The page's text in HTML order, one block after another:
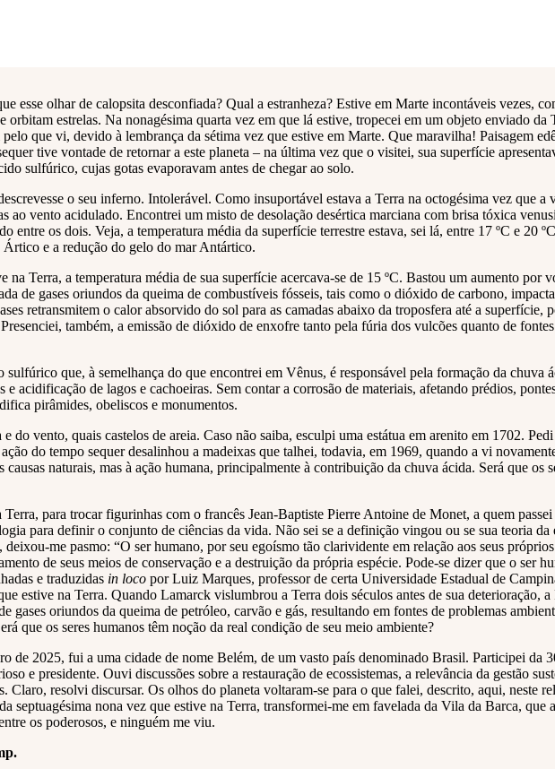
esse olhar de calopsita desconfiada? Qual a estranheza? Estive em Marte incontáveis vezes,
orbitam estrelas. Na nonagésima quarta vez em que lá estive, tropecei em um objeto enviado da
que vi, devido à lembrança da sétima vez que estive em Marte. Que maravilha! Paisagem
tive vontade de retornar a este planeta – na última vez que o visitei, sua superfície
sulfúrico, cujas gotas evaporavam antes de chegar ao solo.
o seu inferno. Intolerável. Como insuportável estava a Terra na octogésima vez que a
ao vento acidulado. Encontrei um misto de desolação desértica marciana com brisa tóxica
entre os dois. Veja, a temperatura média da superfície terrestre estava, sei lá, entre 17 ºC e 20
e a redução do gelo do mar Antártico.
na Terra, a temperatura média de sua superfície acercava-se de 15 ºC. Bastou um aumento por
de gases oriundos da queima de combustíveis fósseis, tais como o dióxido de carbono,
retransmitem o calor absorvido do sol para as camadas abaixo da troposfera até a superfície,
também, a emissão de dióxido de enxofre tanto pela fúria dos vulcões quanto de
que, à semelhança do que encontrei em Vênus, é responsável pela formação da chuva
acidificação de lagos e cachoeiras. Sem contar a corrosão de materiais, afetando prédios,
pirâmides, obeliscos e monumentos.
do vento, quais castelos de areia. Caso não saiba, esculpi uma estátua em arenito em 1702.
do tempo sequer desalinhou a madeixas que talhei, todavia, em 1969, quando a vi
naturais, mas à ação humana, principalmente à contribuição da chuva ácida. Será que os
para trocar figurinhas com o francês Jean-Baptiste Pierre Antoine de Monet, a quem
para definir o conjunto de ciências da vida. Não sei se a definição vingou ou se sua teoria da
me pasmo: “O ser humano, por seu egoísmo tão clarividente em relação aos seus
de seus meios de conservação e a destruição da própria espécie. Pode-se dizer que o ser
e traduzidas in loco por Luiz Marques, professor de certa Universidade Estadual de
estive na Terra. Quando Lamarck vislumbrou a Terra dois séculos antes de sua deterioração,
gases oriundos da queima de petróleo, carvão e gás, resultando em fontes de problemas
que os seres humanos têm noção da real condição de seu meio ambiente?
de 2025, fui a uma cidade de nome Belém, de um vasto país denominado Brasil. Participei da
e presidente. Ouvi discussões sobre a restauração de ecossistemas, a relevância da gestão
Claro, resolvi discursar. Os olhos do planeta voltaram-se para o que falei, descrito, aqui, neste
septuagésima nona vez que estive na Terra, transformei-me em favelada da Vila da Barca, que
os poderosos, e ninguém me viu.